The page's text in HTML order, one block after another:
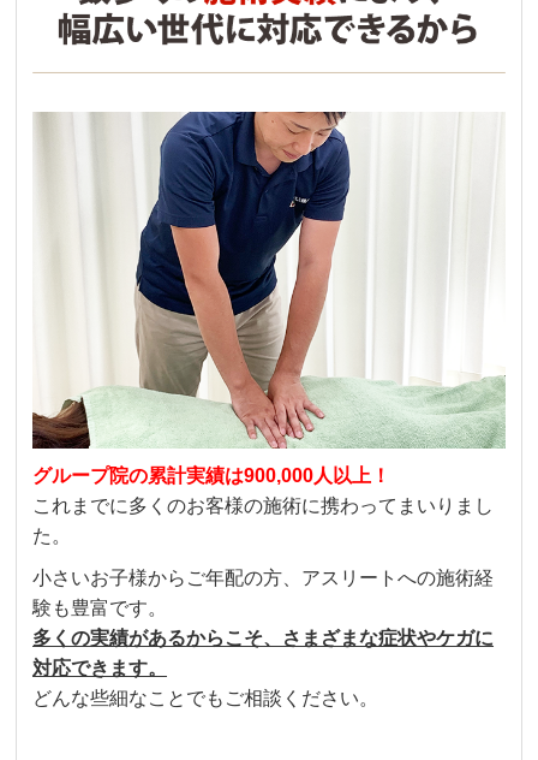
グループ院の累計実績は900,000人以上！
これまでに多くのお客様の施術に携わってまいりまし
た。
小さいお子様からご年配の方、アスリートへの施術経
験も豊富です。
多くの実績があるからこそ、さまざまな症状やケガに
対応できます。
どんな些細なことでもご相談ください。